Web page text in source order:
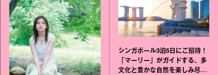
シンガポール3泊5日にご招待！
「マーリー」がガイドする、多
文化と豊かな自然を楽しみ尽く